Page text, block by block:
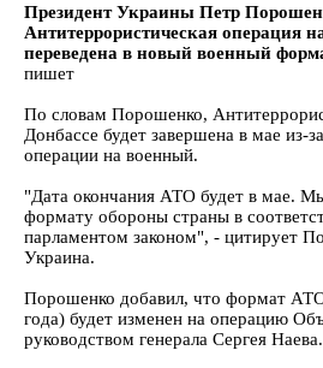
Президент Украины Петр
Антитеррористическая операция
переведена в новый военный
пишет
По словам Порошенко,
Донбассе будет завершена в мае из-
операции на военный.
"Дата окончания АТО будет в мае.
формату обороны страны в
парламентом законом", - цитирует
Украина.
Порошенко добавил, что формат
года) будет изменен на операцию
руководством генерала Сергея Наева.